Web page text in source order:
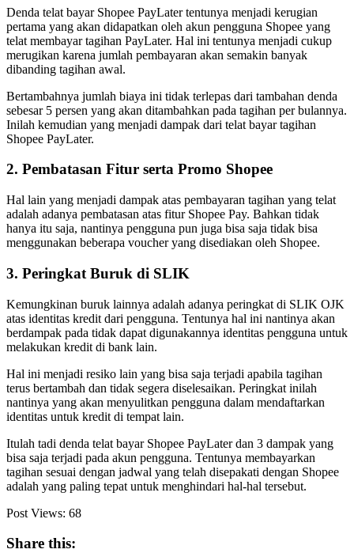
Denda telat bayar Shopee PayLater tentunya menjadi kerugian
pertama yang akan didapatkan oleh akun pengguna Shopee yang
telat membayar tagihan PayLater. Hal ini tentunya menjadi cukup
merugikan karena jumlah pembayaran akan semakin banyak
dibanding tagihan awal.
Bertambahnya jumlah biaya ini tidak terlepas dari tambahan denda
sebesar 5 persen yang akan ditambahkan pada tagihan per bulannya.
Inilah kemudian yang menjadi dampak dari telat bayar tagihan
Shopee PayLater.
2. Pembatasan Fitur serta Promo Shopee
Hal lain yang menjadi dampak atas pembayaran tagihan yang telat
adalah adanya pembatasan atas fitur Shopee Pay. Bahkan tidak
hanya itu saja, nantinya pengguna pun juga bisa saja tidak bisa
menggunakan beberapa voucher yang disediakan oleh Shopee.
3. Peringkat Buruk di SLIK
Kemungkinan buruk lainnya adalah adanya peringkat di SLIK OJK
atas identitas kredit dari pengguna. Tentunya hal ini nantinya akan
berdampak pada tidak dapat digunakannya identitas pengguna untuk
melakukan kredit di bank lain.
Hal ini menjadi resiko lain yang bisa saja terjadi apabila tagihan
terus bertambah dan tidak segera diselesaikan. Peringkat inilah
nantinya yang akan menyulitkan pengguna dalam mendaftarkan
identitas untuk kredit di tempat lain.
Itulah tadi denda telat bayar Shopee PayLater dan 3 dampak yang
bisa saja terjadi pada akun pengguna. Tentunya membayarkan
tagihan sesuai dengan jadwal yang telah disepakati dengan Shopee
adalah yang paling tepat untuk menghindari hal-hal tersebut.
Post Views: 68
Share this: